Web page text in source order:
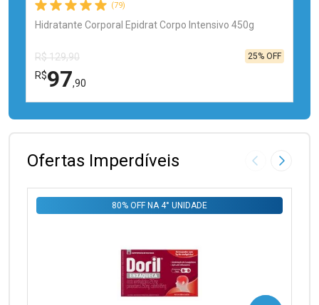
(79)
Hidratante Corporal Epidrat Corpo Intensivo 450g
R$ 129,90
R$97,90
25% OFF
FECHAR
FECHAR
Ofertas Imperdíveis Imagem
80% OFF NA 4° UNIDADE